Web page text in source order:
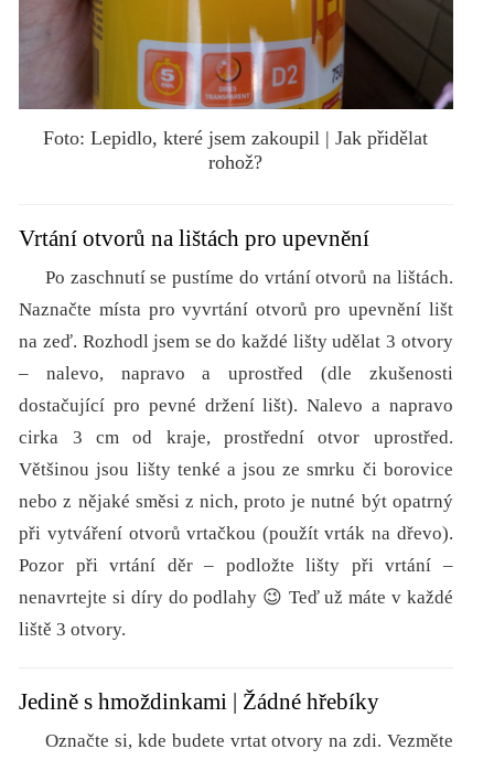
Foto: Lepidlo, které jsem zakoupil | Jak přidělat
rohož?
Vrtání otvorů na lištách pro upevnění
Po zaschnutí se pustíme do vrtání otvorů na lištách.
Naznačte místa pro vyvrtání otvorů pro upevnění lišt
na zeď. Rozhodl jsem se do každé lišty udělat 3 otvory
– nalevo, napravo a uprostřed (dle zkušenosti
dostačující pro pevné držení lišt). Nalevo a napravo
cirka 3 cm od kraje, prostřední otvor uprostřed.
Většinou jsou lišty tenké a jsou ze smrku či borovice
nebo z nějaké směsi z nich, proto je nutné být opatrný
při vytváření otvorů vrtačkou (použít vrták na dřevo).
Pozor při vrtání děr – podložte lišty při vrtání –
nenavrtejte si díry do podlahy 😉 Teď už máte v každé
liště 3 otvory.
Jedině s hmoždinkami | Žádné hřebíky
Označte si, kde budete vrtat otvory na zdi. Vezměte